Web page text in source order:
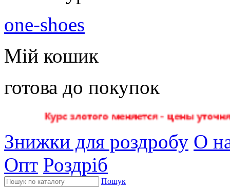
one-shoes
Мій кошик
готова до покупок
Знижки для роздробу О
Опт Роздріб
Пошук